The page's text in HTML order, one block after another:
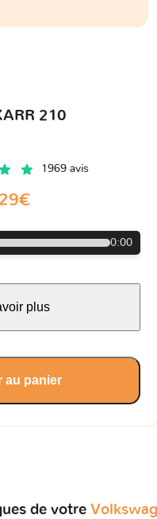
210
1969 avis
0:00
plus
au panier
de votre